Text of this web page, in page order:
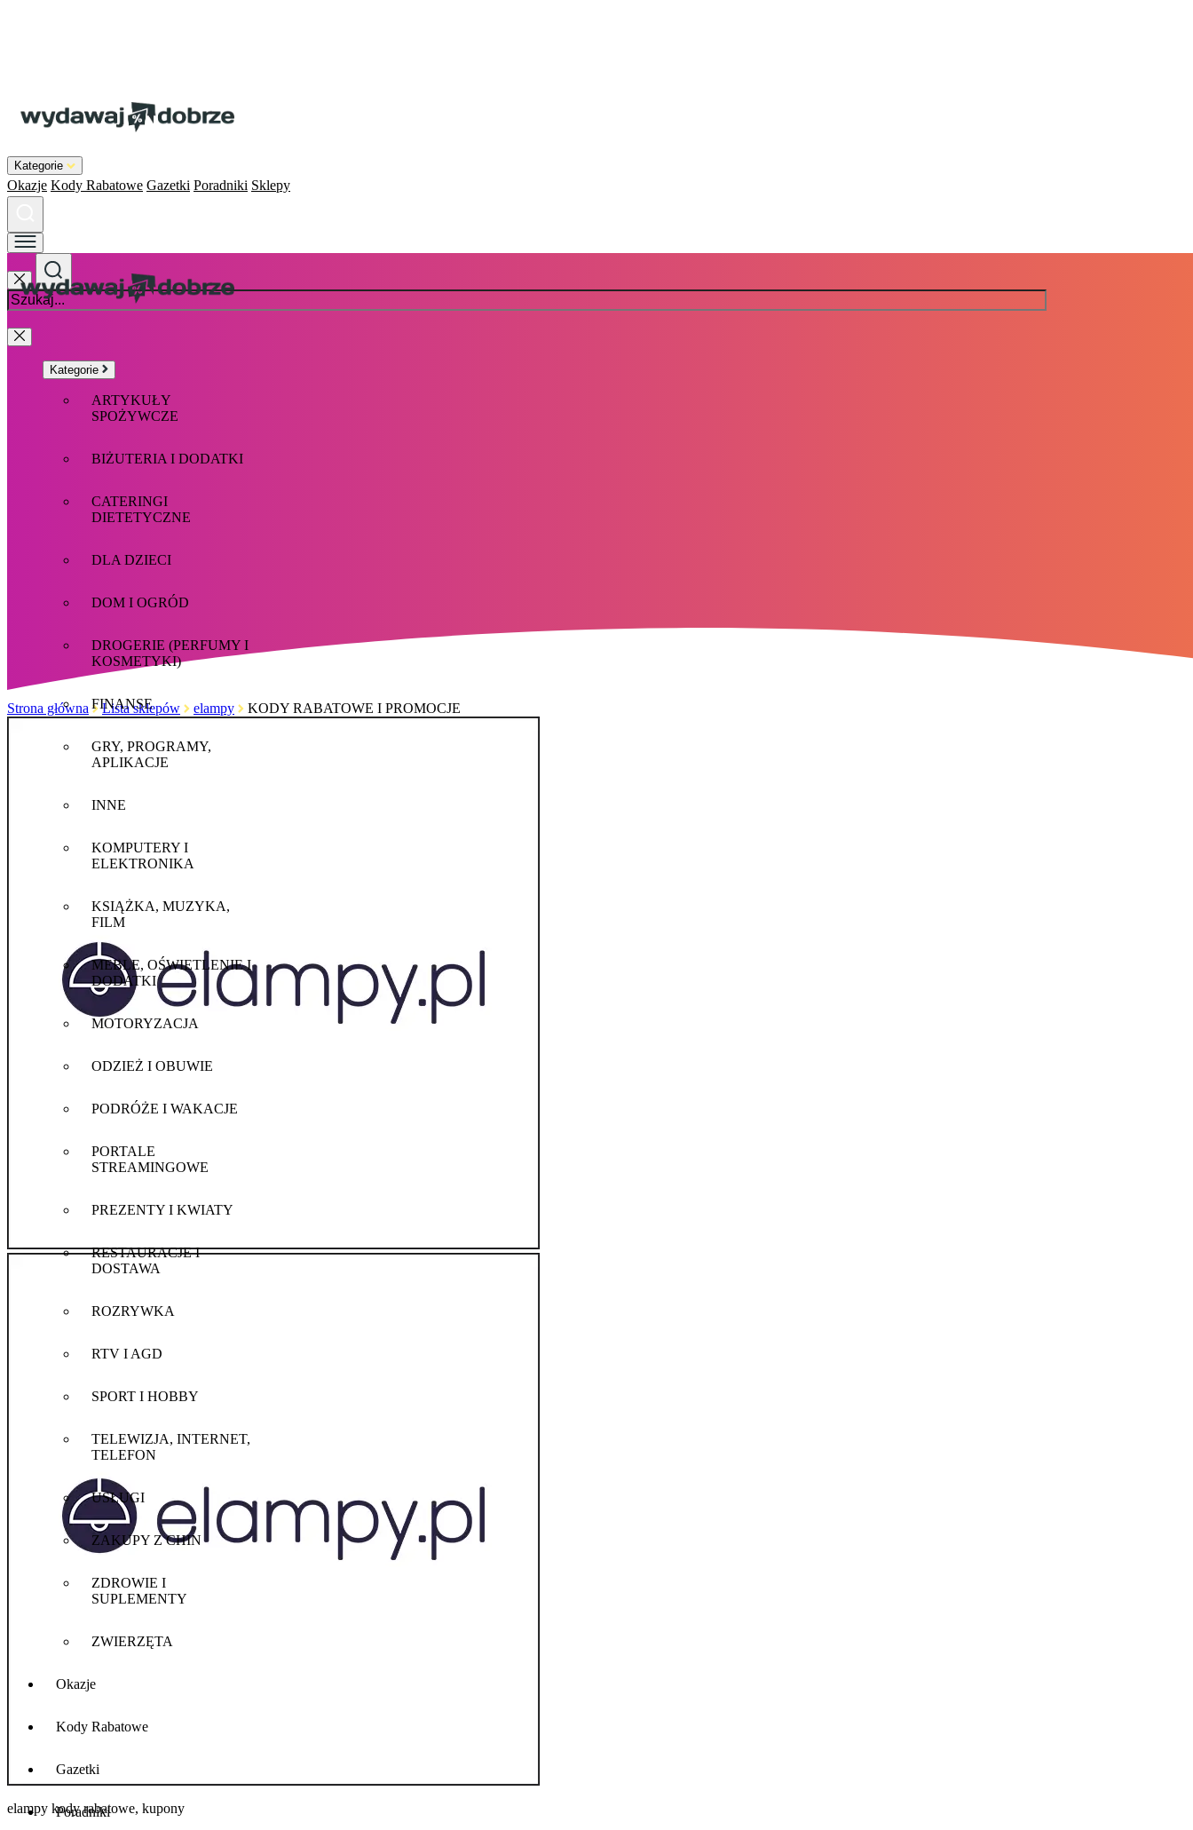
Kategorie
Okazje Kody Rabatowe Gazetki Poradniki Sklepy
Kategorie
ARTYKUŁY
SPOŻYWCZE
BIŻUTERIA I DODATKI
CATERINGI
DIETETYCZNE
DLA DZIECI
DOM I OGRÓD
DROGERIE (PERFUMY I
KOSMETYKI)
FINANSE
GRY, PROGRAMY,
APLIKACJE
INNE
KOMPUTERY I
ELEKTRONIKA
KSIĄŻKA, MUZYKA,
FILM
MEBLE, OŚWIETLENIE I
DODATKI
MOTORYZACJA
ODZIEŻ I OBUWIE
PODRÓŻE I WAKACJE
PORTALE
STREAMINGOWE
PREZENTY I KWIATY
RESTAURACJE I
DOSTAWA
ROZRYWKA
RTV I AGD
SPORT I HOBBY
TELEWIZJA, INTERNET,
TELEFON
USŁUGI
ZAKUPY Z CHIN
ZDROWIE I
SUPLEMENTY
ZWIERZĘTA
Okazje
Kody Rabatowe
Gazetki
Poradniki
Strona główna Lista sklepów elampy KODY RABATOWE I PROMOCJE
elampy kody rabatowe, kupony